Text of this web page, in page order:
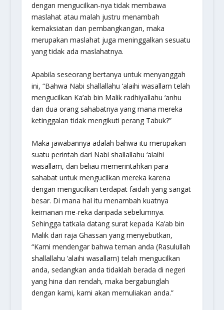
dengan mengucilkan-nya tidak membawa
maslahat atau malah justru menambah
kemaksiatan dan pembangkangan, maka
merupakan maslahat juga meninggalkan sesuatu
yang tidak ada maslahatnya.
Apabila seseorang bertanya untuk menyanggah
ini, “Bahwa Nabi shallallahu ‘alaihi wasallam telah
mengucilkan Ka’ab bin Malik radhiyallahu ‘anhu
dan dua orang sahabatnya yang mana mereka
ketinggalan tidak mengikuti perang Tabuk?”
Maka jawabannya adalah bahwa itu merupakan
suatu perintah dari Nabi shallallahu ‘alaihi
wasallam, dan beliau memerintahkan para
sahabat untuk mengucilkan mereka karena
dengan mengucilkan terdapat faidah yang sangat
besar. Di mana hal itu menambah kuatnya
keimanan me-reka daripada sebelumnya.
Sehingga tatkala datang surat kepada Ka’ab bin
Malik dari raja Ghassan yang menyebutkan,
“Kami mendengar bahwa teman anda (Rasulullah
shallallahu ‘alaihi wasallam) telah mengucilkan
anda, sedangkan anda tidaklah berada di negeri
yang hina dan rendah, maka bergabunglah
dengan kami, kami akan memuliakan anda.”